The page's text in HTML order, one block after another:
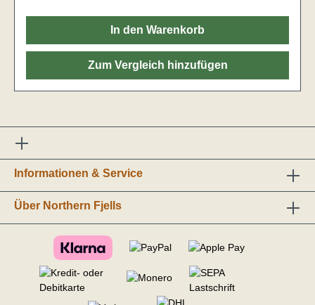
In den Warenkorb
Zum Vergleich hinzufügen
Informationen & Service
Über Northern Fjells